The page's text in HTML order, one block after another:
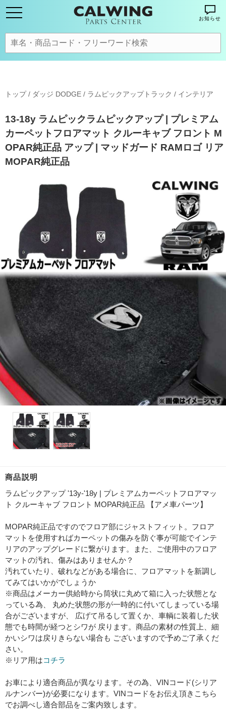
お知らせ
トップ/ ダッジ DODGE / ラムピックアップトラック / インテリア
13-18y ラムピックラムピックアップ | プレミアム
カーペットフロアマット クルーキャブ フロント M
OPAR純正品 アップ | マッドガード RAMロゴ リア
MOPAR純正品
商品説明
ラムピックアップ '13y-'18y | プレミアムカーペットフロアマッ
ト クルーキャブ フロント MOPAR純正品 【アメ車パーツ】
MOPAR純正品ですのでフロア部にジャストフィット。フロア
マットを使用すればカーペットの傷みを防ぐ事が可能でインテ
リアのアップグレードに繋がります。また、ご使用中のフロア
マットの汚れ、傷みはありませんか？
汚れていたり、破れなどがある場合に、フロアマットを新調し
てみてはいかがでしょうか
※商品はメーカー供給時から筒状に丸めて箱に入った状態とな
っている為、 丸めた状態の形が一時的に付いてしまっている場
合がございますが、 広げて吊るして置くか、車輌に装着した状
態でも時間が経つとシワが 戻ります。商品の素材の性質上、細
かいシワは戻りきらない場合も ございますので予めご了承くだ
さい。
※リア用はコチラ
お車により適合商品が異なります。その為、VINコード(シリア
ルナンバー)が必要になります。VINコードをお伝え頂きこちら
でお調べし適合部品をご案内致します。